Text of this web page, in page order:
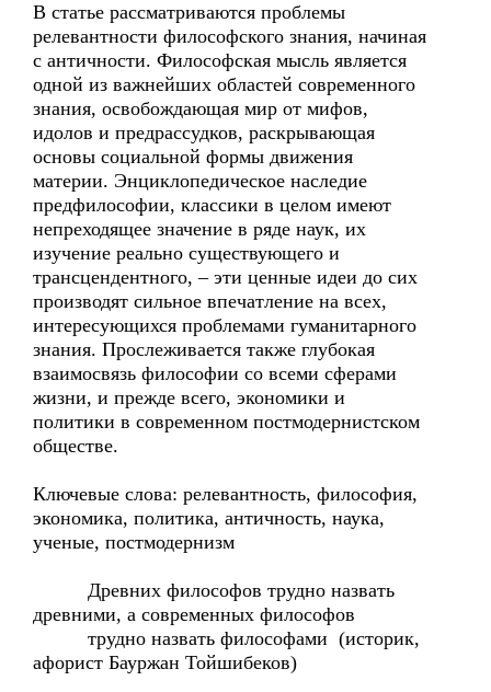
В статье рассматриваются проблемы
релевантности философского знания, начиная
с античности. Философская мысль является
одной из важнейших областей современного
знания, освобождающая мир от мифов,
идолов и предрассудков, раскрывающая
основы социальной формы движения
материи. Энциклопедическое наследие
предфилософии, классики в целом имеют
непреходящее значение в ряде наук, их
изучение реально существующего и
трансцендентного, – эти ценные идеи до сих
производят сильное впечатление на всех,
интересующихся проблемами гуманитарного
знания. Прослеживается также глубокая
взаимосвязь философии со всеми сферами
жизни, и прежде всего, экономики и
политики в современном постмодернистском
обществе.
Ключевые слова: релевантность, философия,
экономика, политика, античность, наука,
ученые, постмодернизм
Древних философов трудно назвать
древними, а современных философов
трудно назвать философами (историк,
афорист Бауржан Тойшибеков)